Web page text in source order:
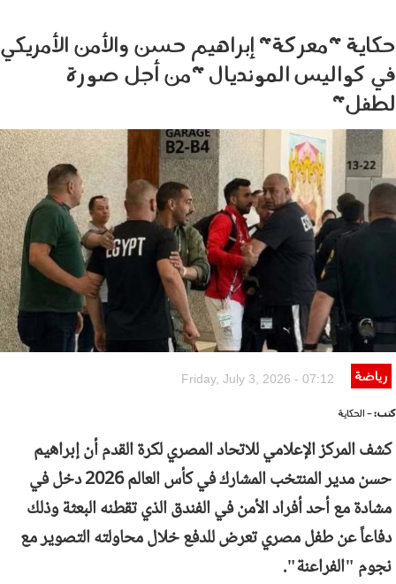
حكاية "معركة" إبراهيم حسن والأمن الأمريكي
في كواليس المونديال "من أجل صورة
لطفل"
030701.jpg
رياضة Friday, July 3, 2026 - 07:12
كتب:- الحكاية
كشف المركز الإعلامي للاتحاد المصري لكرة القدم أن إبراهيم
حسن مدير المنتخب المشارك في كأس العالم 2026 دخل في
مشادة مع أحد أفراد الأمن في الفندق الذي تقطنه البعثة وذلك
دفاعاً عن طفل مصري تعرض للدفع خلال محاولته التصوير مع
نجوم "الفراعنة".